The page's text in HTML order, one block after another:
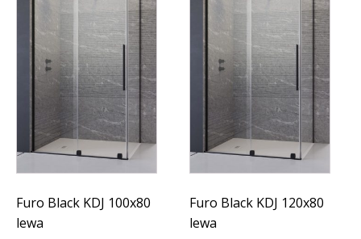
Furo Black KDJ 100x80
lewa
Furo Black KDJ 120x80
lewa